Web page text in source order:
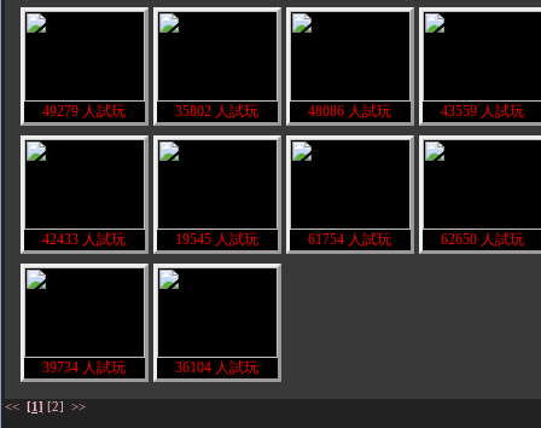
49279 人試玩 35802 人試玩 48086 人試玩 43559 人試玩
42433 人試玩 19545 人試玩 61754 人試玩 62650 人試玩
39734 人試玩 36104 人試玩
<< [1] [2] >>